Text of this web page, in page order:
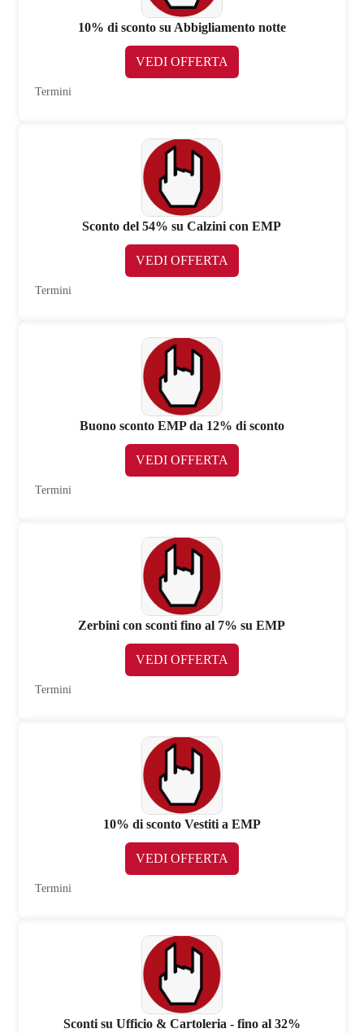
10% di sconto su Abbigliamento notte
VEDI OFFERTA
Termini
Sconto del 54% su Calzini con EMP
VEDI OFFERTA
Termini
Buono sconto EMP da 12% di sconto
VEDI OFFERTA
Termini
Zerbini con sconti fino al 7% su EMP
VEDI OFFERTA
Termini
10% di sconto Vestiti a EMP
VEDI OFFERTA
Termini
Sconti su Ufficio & Cartoleria - fino al 32%